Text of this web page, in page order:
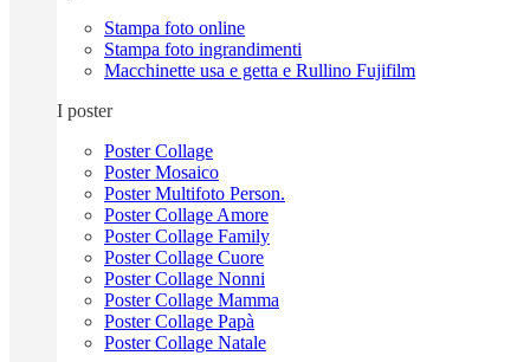
Stampa foto online
Stampa foto ingrandimenti
Macchinette usa e getta e Rullino Fujifilm
I poster
Poster Collage
Poster Mosaico
Poster Multifoto Person.
Poster Collage Amore
Poster Collage Family
Poster Collage Cuore
Poster Collage Nonni
Poster Collage Mamma
Poster Collage Papà
Poster Collage Natale